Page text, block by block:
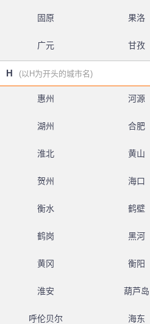
固原 果洛
广元 甘孜
H (以H为开头的城市名)
惠州 河源
湖州 合肥
淮北 黄山
贺州 海口
衡水 鹤壁
鹤岗 黑河
黄冈 衡阳
淮安 葫芦岛
呼伦贝尔 海东